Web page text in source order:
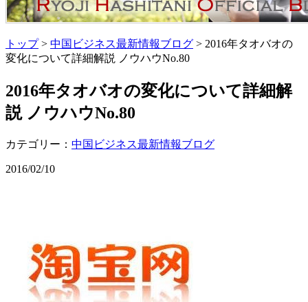
トップ> 中国ビジネス最新情報ブログ > 2016年タオバオの
変化について詳細解説 ノウハウNo.80
2016年タオバオの変化について詳細解
説 ノウハウNo.80
カテゴリー： 中国ビジネス最新情報ブログ
2016/02/10